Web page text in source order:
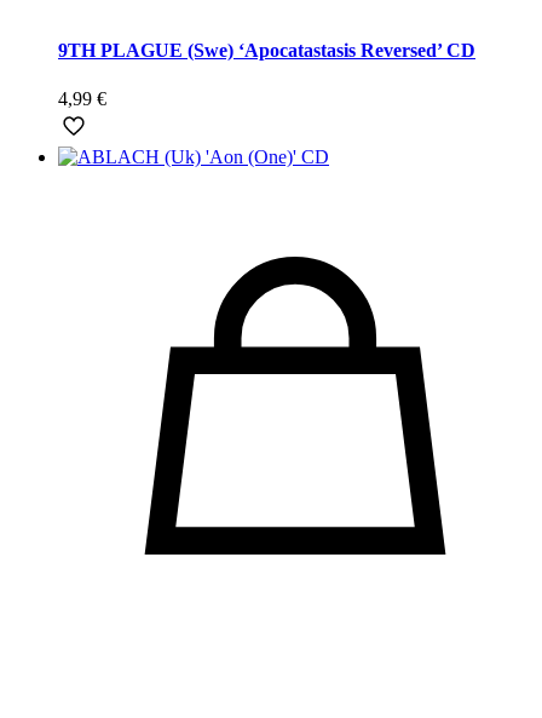
9TH PLAGUE (Swe) ‘Apocatastasis Reversed’ CD
4,99 €